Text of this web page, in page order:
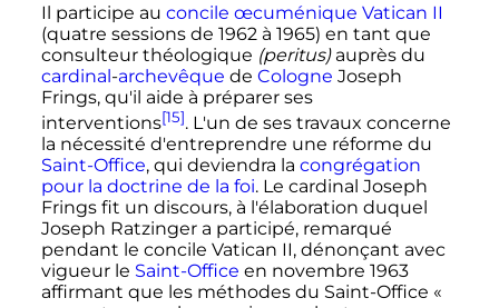
Il participe au concile œcuménique Vatican II
(quatre sessions de 1962 à 1965) en tant que
consulteur théologique (peritus)auprès du
cardinal-archevêque de Cologne Joseph
Frings, qu'il aide à préparer ses
interventions[15]. L'un de ses travaux concerne
la nécessité d'entreprendre une réforme du
Saint-Office, qui deviendra la congrégation
pour la doctrine de la foi. Le cardinal Joseph
Frings fit un discours, à l'élaboration duquel
Joseph Ratzinger a participé, remarqué
pendant le concile Vatican II, dénonçant avec
vigueur le Saint-Office en novembre 1963
affirmant que les méthodes du Saint-Office «